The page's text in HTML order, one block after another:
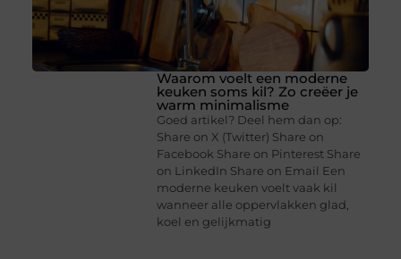
Waarom voelt een moderne
keuken soms kil? Zo creëer je
warm minimalisme
Goed artikel? Deel hem dan op:
Share on X (Twitter) Share on
Facebook Share on Pinterest Share
on LinkedIn Share on Email Een
moderne keuken voelt vaak kil
wanneer alle oppervlakken glad,
koel en gelijkmatig